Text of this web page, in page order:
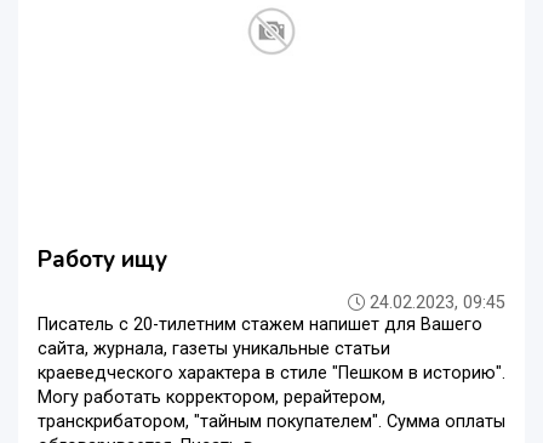
Работу ищу
24.02.2023, 09:45
Писатель с 20-тилетним стажем напишет для Вашего
сайта, журнала, газеты уникальные статьи
краеведческого характера в стиле "Пешком в историю".
Могу работать корректором, рерайтером,
транскрибатором, "тайным покупателем". Сумма оплаты